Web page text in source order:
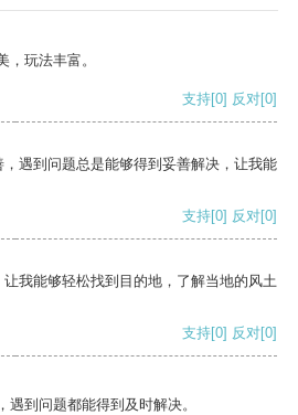
玩法丰富。
支持[0] 反对[0]
遇到问题总是能够得到妥善解决，让我能
支持[0] 反对[0]
我能够轻松找到目的地，了解当地的风土
支持[0] 反对[0]
到问题都能得到及时解决。